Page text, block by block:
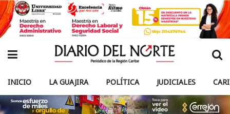
INICIO LA GUAJIRA POLÍTICA JUDICIALES